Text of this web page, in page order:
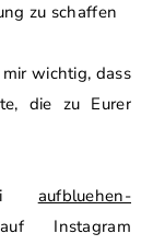
zu schaffen
wichtig, dass
die zu Eurer
aufbluehen-
Instagram